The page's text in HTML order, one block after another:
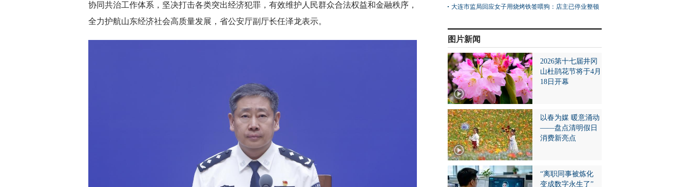
协同共治工作体系，坚决打击各类突出经济犯罪，有效维护人民群众合法权益和金融秩序，
全力护航山东经济社会高质量发展，省公安厅副厅长任泽龙表示。
大连市监局回应女子用烧烤铁签喂狗：店主已停业整顿
图片新闻
2026第十七届井冈
山杜鹃花节将于4月
18日开幕
以春为媒 暖意涌动
——盘点清明假日
消费新亮点
“离职同事被炼化
变成数字永生了”